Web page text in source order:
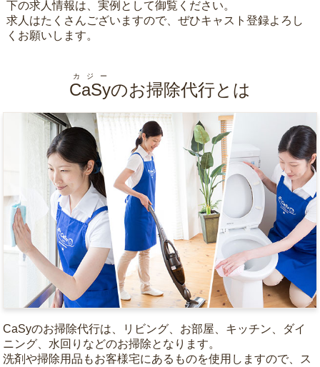
下の求人情報は、実例として御覧ください。
求人はたくさんございますので、ぜひキャスト登録よろし
くお願いします。
CaSy
カジー
のお掃除代行とは
CaSyのお掃除代行は、リビング、お部屋、キッチン、ダイ
ニング、水回りなどのお掃除となります。
洗剤や掃除用品もお客様宅にあるものを使用しますので、ス